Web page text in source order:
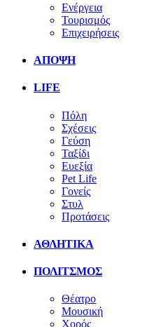
Ενέργεια
Τουρισμός
Επιχειρήσεις
ΑΠΟΨΗ
LIFE
Πόλη
Σχέσεις
Γεύση
Ταξίδι
Ευεξία
Pet Life
Γονείς
Στυλ
Προτάσεις
ΑΘΛΗΤΙΚΑ
ΠΟΛΙΤΣΜΟΣ
Θέατρο
Μουσική
Χορός